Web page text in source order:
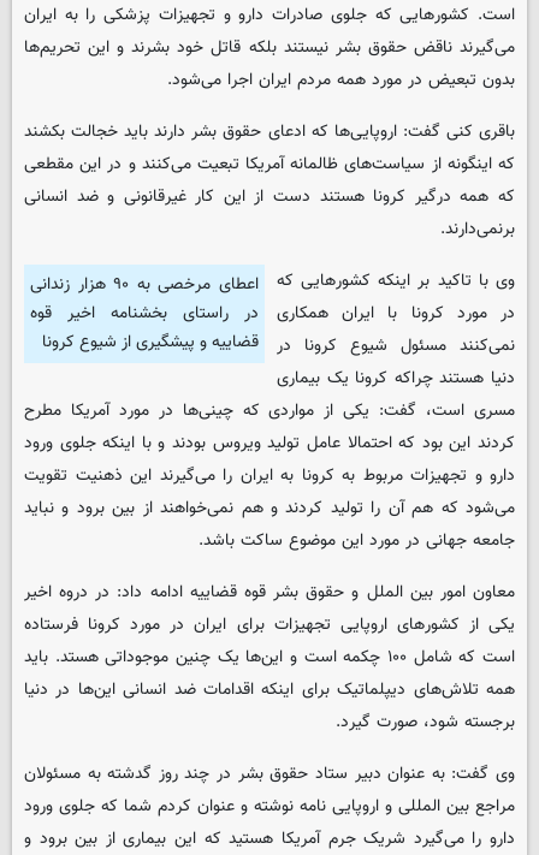
است. کشور‌هایی که جلوی صادرات دارو و تجهیزات پزشکی را به ایران
می‌گیرند ناقض حقوق بشر نیستند بلکه قاتل خود بشرند و این تحریم‌ها
بدون تبعیض در مورد همه مردم ایران اجرا می‌شود.
باقری کنی گفت: اروپایی‌ها که ادعای حقوق بشر دارند باید خجالت بکشند
که اینگونه از سیاست‌های ظالمانه آمریکا تبعیت می‌کنند و در این مقطعی
که همه درگیر کرونا هستند دست از این کار غیرقانونی و ضد انسانی
برنمی‌دارند.
اعطای مرخصی به ۹۰ هزار زندانی
در راستای بخشنامه اخیر قوه
قضاییه و پیشگیری از شیوع کرونا
وی با تاکید بر اینکه کشور‌هایی که
در مورد کرونا با ایران همکاری
نمی‌کنند مسئول شیوع کرونا در
دنیا هستند چراکه کرونا یک بیماری
مسری است، گفت: یکی از مواردی که چینی‌ها در مورد آمریکا مطرح
کردند این بود که احتمالا عامل تولید ویروس بودند و با اینکه جلوی ورود
دارو و تجهیزات مربوط به کرونا به ایران را می‌گیرند این ذهنیت تقویت
می‌شود که هم آن را تولید کردند و هم نمی‌خواهند از بین برود و نباید
جامعه جهانی در مورد این موضوع ساکت باشد.
معاون امور بین الملل و حقوق بشر قوه قضاییه ادامه داد: در دروه اخیر
یکی از کشور‌های اروپایی تجهیزات برای ایران در مورد کرونا فرستاده
است که شامل ۱۰۰ چکمه است و این‌ها یک چنین موجوداتی هستد. باید
همه تلاش‌های دیپلماتیک برای اینکه اقدامات ضد انسانی این‌ها در دنیا
برجسته شود، صورت گیرد.
وی گفت: به عنوان دبیر ستاد حقوق بشر در چند روز گدشته به مسئولان
مراجع بین المللی و اروپایی نامه نوشته و عنوان کردم شما که جلوی ورود
دارو را می‌گیرد شریک جرم آمریکا هستید که این بیماری از بین برود و